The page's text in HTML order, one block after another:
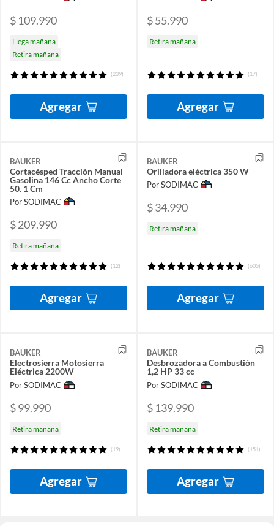
$ 109.990
Llega mañana
Retira mañana
(239)
Agregar
$ 55.990
Retira mañana
(17)
Agregar
BAUKER
Cortacésped Tracción Manual
Gasolina 146 Cc Ancho Corte
50. 1 Cm
Por SODIMAC
$ 209.990
Retira mañana
(12)
Agregar
BAUKER
Orilladora eléctrica 350 W
Por SODIMAC
$ 34.990
Retira mañana
(605)
Agregar
BAUKER
Electrosierra Motosierra
Eléctrica 2200W
Por SODIMAC
$ 99.990
Retira mañana
(19)
Agregar
BAUKER
Desbrozadora a Combustión
1,2 HP 33 cc
Por SODIMAC
$ 139.990
Retira mañana
(151)
Agregar